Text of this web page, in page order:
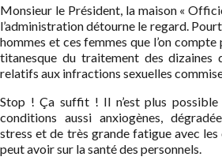
Monsieur le Président, la maison «
l’administration détourne le regard.
hommes et ces femmes que l’on compte
titanesque du traitement des dizaines
relatifs aux infractions sexuelles
Stop ! Ça suffit ! Il n’est plus
conditions aussi anxiogènes,
stress et de très grande fatigue avec les
peut avoir sur la santé des personnels.